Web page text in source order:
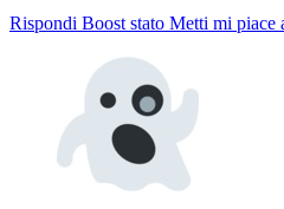
Rispondi Boost stato Metti mi piace